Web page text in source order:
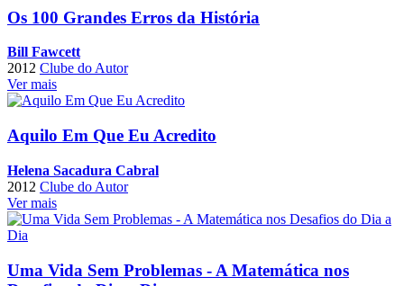
Os 100 Grandes Erros da História
Bill Fawcett
2012 Clube do Autor
Ver mais
Aquilo Em Que Eu Acredito
Helena Sacadura Cabral
2012 Clube do Autor
Ver mais
Uma Vida Sem Problemas - A Matemática nos